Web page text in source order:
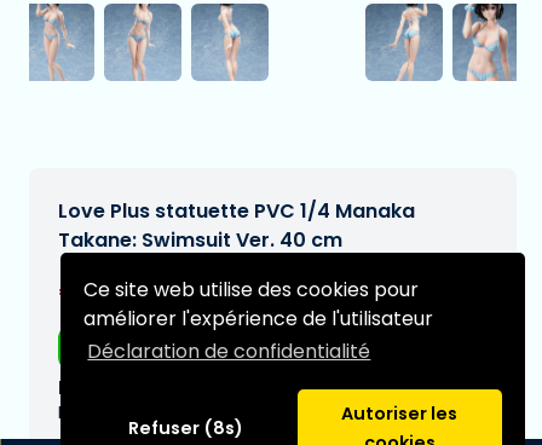
Ce site web utilise des cookies pour
améliorer l'expérience de l'utilisateur
Déclaration de confidentialité
Refuser (8s)
Autoriser les
Love Plus statuette PVC 1/4 Manaka
Takane: Swimsuit Ver. 40 cm
€307,95[Sous réserve de modifications]
Livraison gratuite
Date de livraison prévue:
N/A